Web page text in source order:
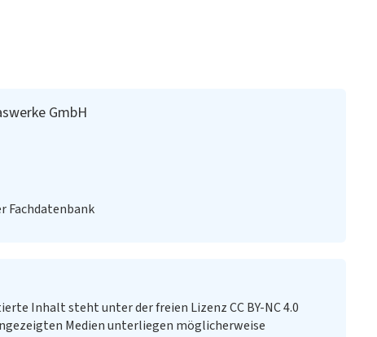
GmbH
Fachdatenbank
Inhalt steht unter der freien Lizenz CC BY-NC 4.0
Medien unterliegen möglicherweise